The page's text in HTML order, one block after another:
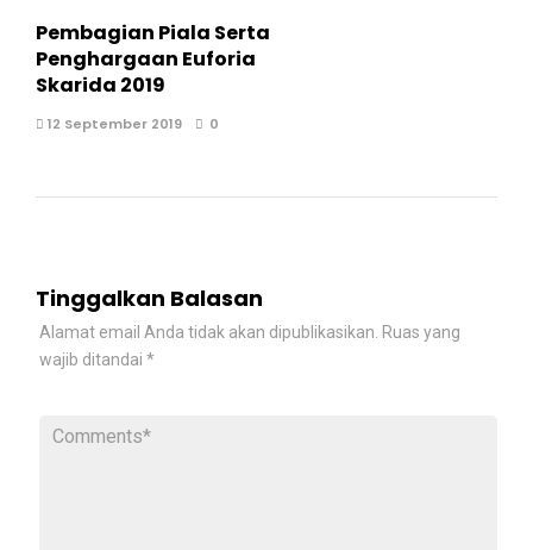
Pembagian Piala Serta
Penghargaan Euforia
Skarida 2019
12 September 2019 0
Tinggalkan Balasan
Alamat email Anda tidak akan dipublikasikan. Ruas yang
wajib ditandai *